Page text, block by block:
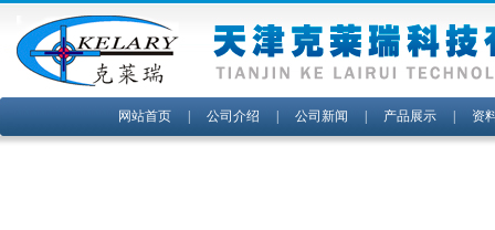
网站首页 公司介绍 公司新闻 产品展示 资